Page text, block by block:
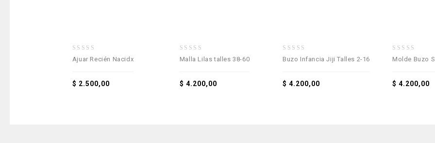
0
out
5
Ajuar Recién Nacidx
$ 2.500,00
0
5
Malla Lilas talles 38-60
$ 4.200,00
0
5
Buzo Infancia Jiji Talles 2-16
$ 4.200,00
0
5
Molde Buzo
$ 4.200,00